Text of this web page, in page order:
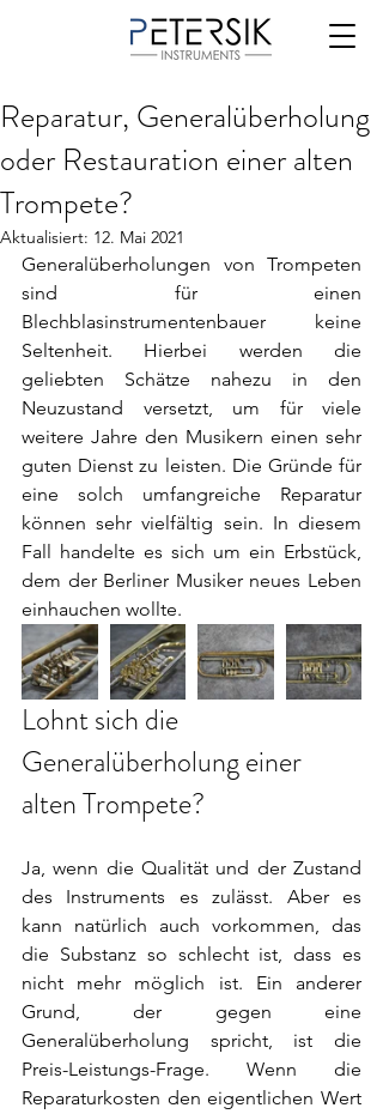
Reparatur, Generalüberholung
oder Restauration einer alten
Trompete?
Aktualisiert: 12. Mai 2021
Generalüberholungen von Trompeten
sind für einen
Blechblasinstrumentenbauer keine
Seltenheit. Hierbei werden die
geliebten Schätze nahezu in den
Neuzustand versetzt, um für viele
weitere Jahre den Musikern einen sehr
guten Dienst zu leisten. Die Gründe für
eine solch umfangreiche Reparatur
können sehr vielfältig sein. In diesem
Fall handelte es sich um ein Erbstück,
dem der Berliner Musiker neues Leben
einhauchen wollte.
Lohnt sich die
Generalüberholung einer
alten Trompete?
Ja, wenn die Qualität und der Zustand
des Instruments es zulässt. Aber es
kann natürlich auch vorkommen, das
die Substanz so schlecht ist, dass es
nicht mehr möglich ist. Ein anderer
Grund, der gegen eine
Generalüberholung spricht, ist die
Preis-Leistungs-Frage. Wenn die
Reparaturkosten den eigentlichen Wert